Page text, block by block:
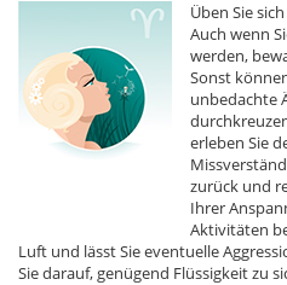
Üben Sie
Auch wenn
werden,
Sonst
unbedachte
erleben Sie
zurück und
Ihrer
Aktivitäten
Luft und lässt Sie eventuelle
Sie darauf, genügend Flüssigkeit zu